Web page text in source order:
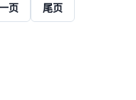
页 尾页